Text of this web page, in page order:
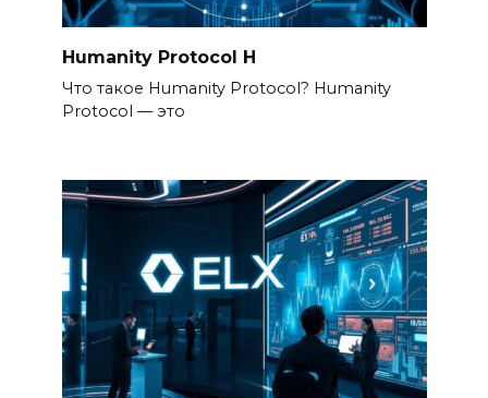
Humanity Protocol H
Что такое Humanity Protocol? Humanity
Protocol — это